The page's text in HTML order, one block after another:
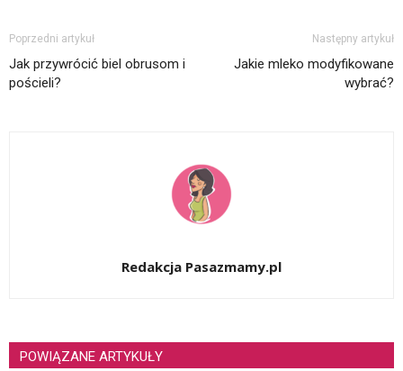
Poprzedni artykuł
Jak przywrócić biel obrusom i
pościeli?
Następny artykuł
Jakie mleko modyfikowane
wybrać?
Redakcja Pasazmamy.pl
POWIĄZANE ARTYKUŁY